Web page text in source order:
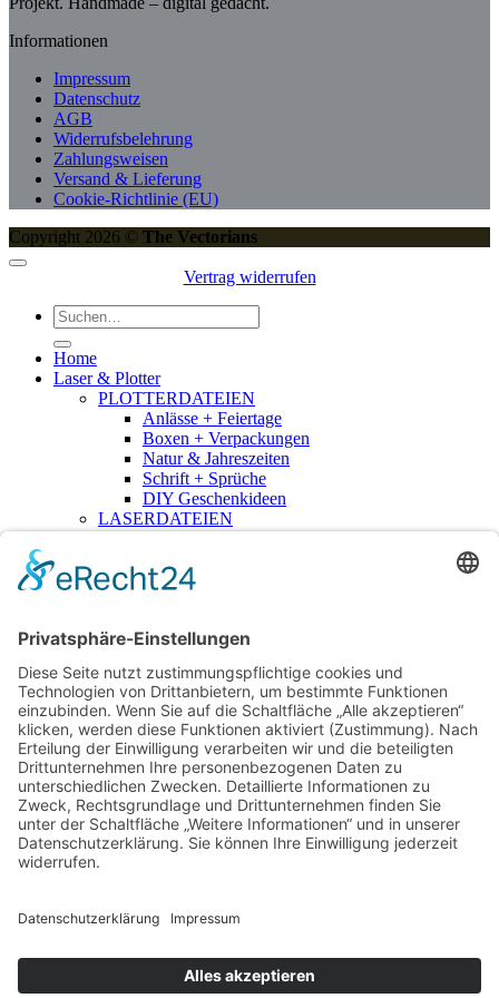
Informationen
Impressum
Datenschutz
AGB
Widerrufsbelehrung
Zahlungsweisen
Versand & Lieferung
Cookie-Richtlinie (EU)
Copyright 2026 © The Vectorians
Vertrag widerrufen
Suchen
nach:
Home
Laser & Plotter
PLOTTERDATEIEN
Anlässe + Feiertage
Boxen + Verpackungen
Natur & Jahreszeiten
Schrift + Sprüche
DIY Geschenkideen
LASERDATEIEN
Für Klötzchen
Kita + Schule
Kuchenstecker
3D-Druckdateien
RUB-ONS
Mehr
Lizenzen
Für Händler – B2B
Blog
Über mich
Kontakt
Login
Anmelden
Benutzername oder E-Mail-Adresse*Erforderlich